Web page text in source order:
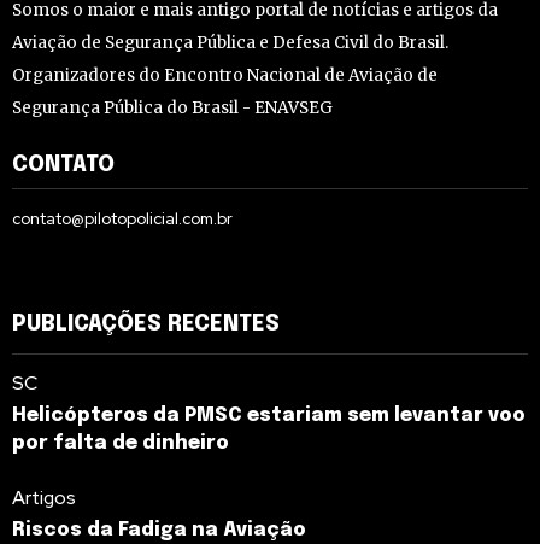
Somos o maior e mais antigo portal de notícias e artigos da
Aviação de Segurança Pública e Defesa Civil do Brasil.
Organizadores do Encontro Nacional de Aviação de
Segurança Pública do Brasil - ENAVSEG
CONTATO
contato@pilotopolicial.com.br
PUBLICAÇÕES RECENTES
SC
Helicópteros da PMSC estariam sem levantar voo
por falta de dinheiro
Artigos
Riscos da Fadiga na Aviação